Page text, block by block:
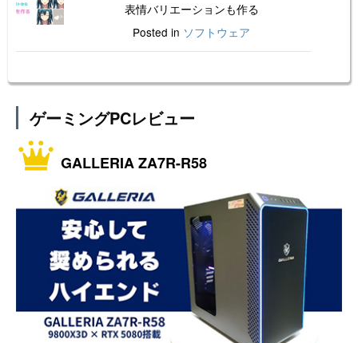
表情バリエーションも作る
Posted in ソフトウェア
ゲーミングPCレビュー
GALLERIA ZA7R-R58